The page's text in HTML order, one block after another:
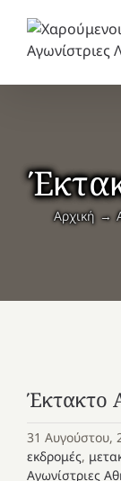
περιεχόμενο
Αρχική
Έκτακτο
31 Αυγούστου,
εκδρομές,
Αγωνίστριες